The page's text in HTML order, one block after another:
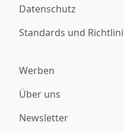
Datenschutz
Standards und
Werben
Über uns
Newsletter